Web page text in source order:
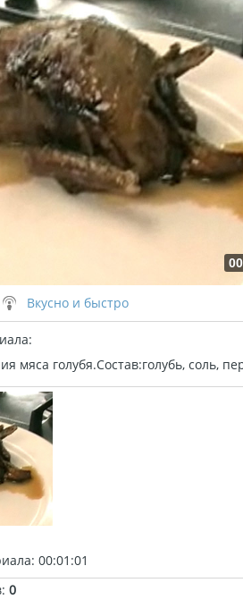
Вкусно и быстро
:
мяса голубя.Состав:голубь, соль,
: 00:01:01
: 0